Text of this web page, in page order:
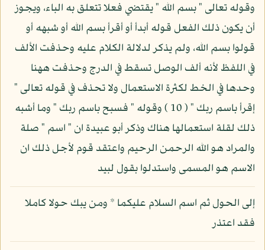
وقوله تعالى " بسم الله " يقتضي فعلا تتعلق به الباء، ويجوز
أن يكون ذلك الفعل قوله أبدأ أو أقرأ بسم الله أو شبهه أو
قولوا بسم الله، ولم يذكر لدلالة الكلام عليه وحذفت الألف
في اللفظ لأنه ألف الوصل تسقط في الدرج وحذفت ههنا
وحدها في الخط لكثرة الاستعمال ولا تحذف في قوله تعالى "
إقرأ باسم ربك " ( 10 ) وقوله " فسبح باسم ربك " وما أشبه
ذلك لقلة استعمالها هناك وذكر أبو عبيدة ان " اسم " صلة
والمراد هو الله الرحمن الرحيم واعتقد قوم لأجل ذلك ان
الاسم هو المسمى واستدلوا بقول لبيد
إلى الحول ثم اسم السلام عليكما * ومن يبك حولا كاملا
فقد اعتذر